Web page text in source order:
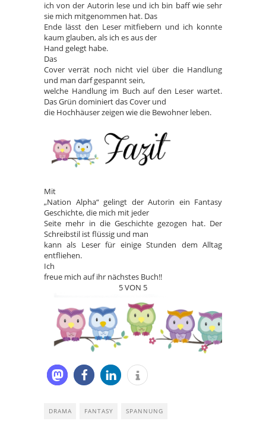
ich von der Autorin lese und ich bin baff wie sehr
sie mich mitgenommen hat. Das
Ende lässt den Leser mitfiebern und ich konnte
kaum glauben, als ich es aus der
Hand gelegt habe.
Das
Cover verrät noch nicht viel über die Handlung
und man darf gespannt sein,
welche Handlung im Buch auf den Leser wartet.
Das Grün dominiert das Cover und
die Hochhäuser zeigen wie die Bewohner leben.
Mit
„Nation Alpha“ gelingt der Autorin ein Fantasy
Geschichte, die mich mit jeder
Seite mehr in die Geschichte gezogen hat. Der
Schreibstil ist flüssig und man
kann als Leser für einige Stunden dem Alltag
entfliehen.
Ich
freue mich auf ihr nächstes Buch!!
5 VON 5
DRAMA FANTASY SPANNUNG